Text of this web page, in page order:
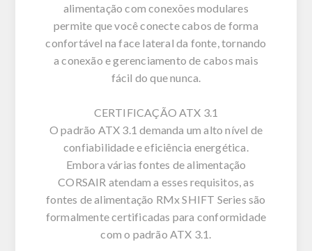
alimentação com conexões modulares
permite que você conecte cabos de forma
confortável na face lateral da fonte, tornando
a conexão e gerenciamento de cabos mais
fácil do que nunca.
CERTIFICAÇÃO ATX 3.1
O padrão ATX 3.1 demanda um alto nível de
confiabilidade e eficiência energética.
Embora várias fontes de alimentação
CORSAIR atendam a esses requisitos, as
fontes de alimentação RMx SHIFT Series são
formalmente certificadas para conformidade
com o padrão ATX 3.1.